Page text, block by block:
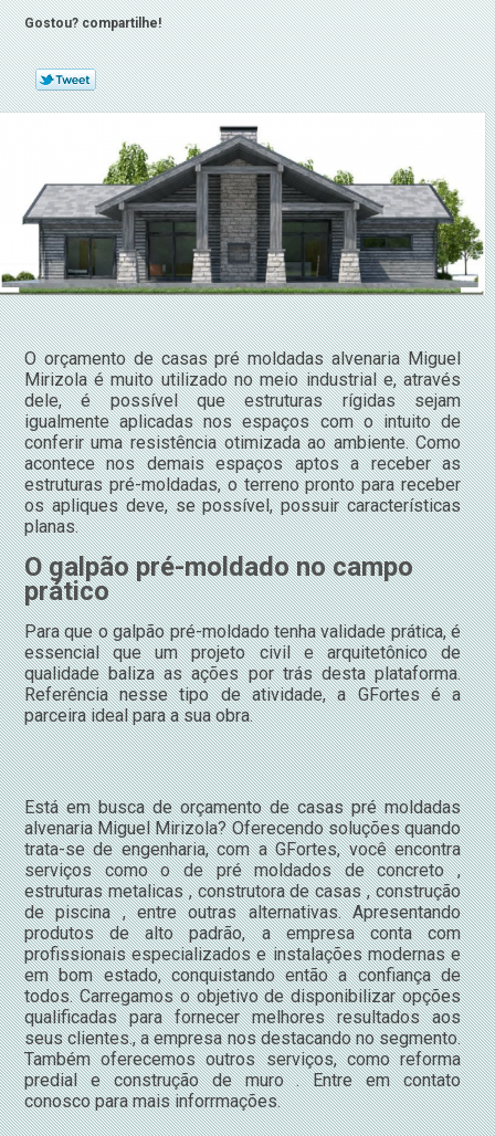
Gostou? compartilhe!
O orçamento de casas pré moldadas alvenaria Miguel
Mirizola é muito utilizado no meio industrial e, através
dele, é possível que estruturas rígidas sejam
igualmente aplicadas nos espaços com o intuito de
conferir uma resistência otimizada ao ambiente. Como
acontece nos demais espaços aptos a receber as
estruturas pré-moldadas, o terreno pronto para receber
os apliques deve, se possível, possuir características
planas.
O galpão pré-moldado no campo
prático
Para que o galpão pré-moldado tenha validade prática, é
essencial que um projeto civil e arquitetônico de
qualidade baliza as ações por trás desta plataforma.
Referência nesse tipo de atividade, a GFortes é a
parceira ideal para a sua obra.
Está em busca de orçamento de casas pré moldadas
alvenaria Miguel Mirizola? Oferecendo soluções quando
trata-se de engenharia, com a GFortes, você encontra
serviços como o de pré moldados de concreto ,
estruturas metalicas , construtora de casas , construção
de piscina , entre outras alternativas. Apresentando
produtos de alto padrão, a empresa conta com
profissionais especializados e instalações modernas e
em bom estado, conquistando então a confiança de
todos. Carregamos o objetivo de disponibilizar opções
qualificadas para fornecer melhores resultados aos
seus clientes., a empresa nos destacando no segmento.
Também oferecemos outros serviços, como reforma
predial e construção de muro . Entre em contato
conosco para mais inforrmações.